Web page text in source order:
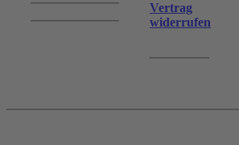
Vertrag
widerrufen